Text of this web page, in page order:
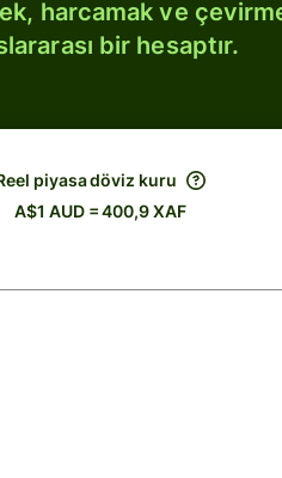
harcamak ve
bir hesaptır.
piyasa döviz kuru
A$1 AUD = 400,9 XAF